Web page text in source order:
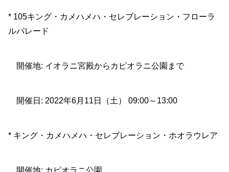
* 105キング・カメハメハ・セレブレーション・フローラ
ルパレード
開催地: イオラニ宮殿からカピオラニ公園まで
開催日: 2022年6月11日（土） 09:00～13:00
* キング・カメハメハ・セレブレーション・ホオラウレア
開催地: カピオラニ公園